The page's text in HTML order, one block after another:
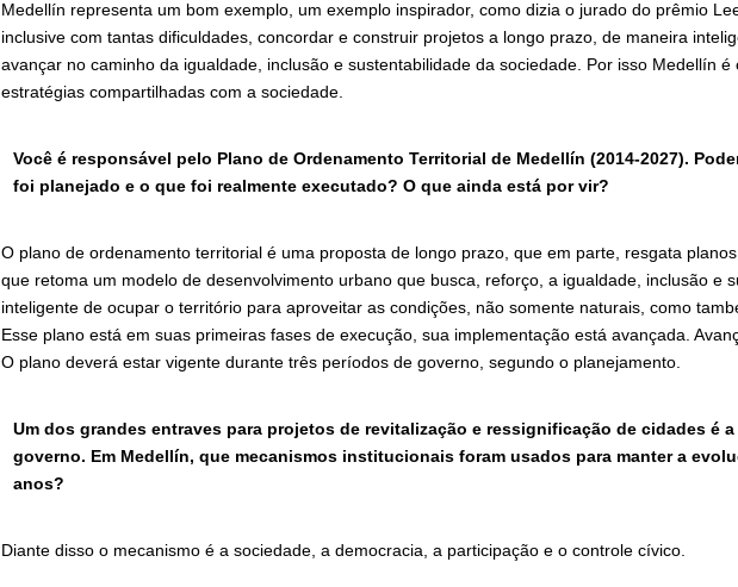
Medellín representa um bom exemplo, um exemplo inspirador, como dizia o jurado do prêmio
inclusive com tantas dificuldades, concordar e construir projetos a longo prazo, de maneira
avançar no caminho da igualdade, inclusão e sustentabilidade da sociedade. Por isso Medellín
estratégias compartilhadas com a sociedade.
Você é responsável pelo Plano de Ordenamento Territorial de Medellín (2014-2027).
foi planejado e o que foi realmente executado? O que ainda está por vir?
O plano de ordenamento territorial é uma proposta de longo prazo, que em parte, resgata
que retoma um modelo de desenvolvimento urbano que busca, reforço, a igualdade, inclusão e
inteligente de ocupar o território para aproveitar as condições, não somente naturais, como
Esse plano está em suas primeiras fases de execução, sua implementação está avançada.
O plano deverá estar vigente durante três períodos de governo, segundo o planejamento.
Um dos grandes entraves para projetos de revitalização e ressignificação de cidades é
governo. Em Medellín, que mecanismos institucionais foram usados para manter a
anos?
Diante disso o mecanismo é a sociedade, a democracia, a participação e o controle cívico.